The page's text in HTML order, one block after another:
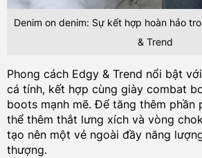
Denim on denim: Sự kết hợp hoàn hảo
& Trend
Phong cách Edgy & Trend nổi bật
cá tính, kết hợp cùng giày combat
boots mạnh mẽ. Để tăng thêm phần
thể thêm thắt lưng xích và vòng
tạo nên một vẻ ngoài đầy năng
thượng.